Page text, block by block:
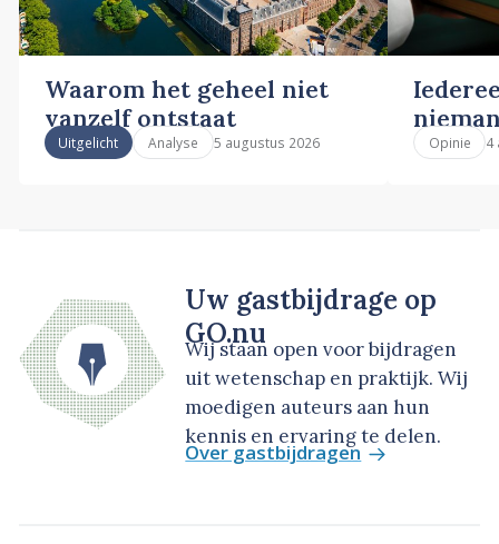
Waarom het geheel niet
vanzelf ontstaat
Uitgelicht Analyse 5 augustus 2026 Opinie 4
Uw gastbijdrage op
GO.nu
Wij staan open voor bijdragen
uit wetenschap en praktijk. Wij
moedigen auteurs aan hun
kennis en ervaring te delen.
Over gastbijdragen